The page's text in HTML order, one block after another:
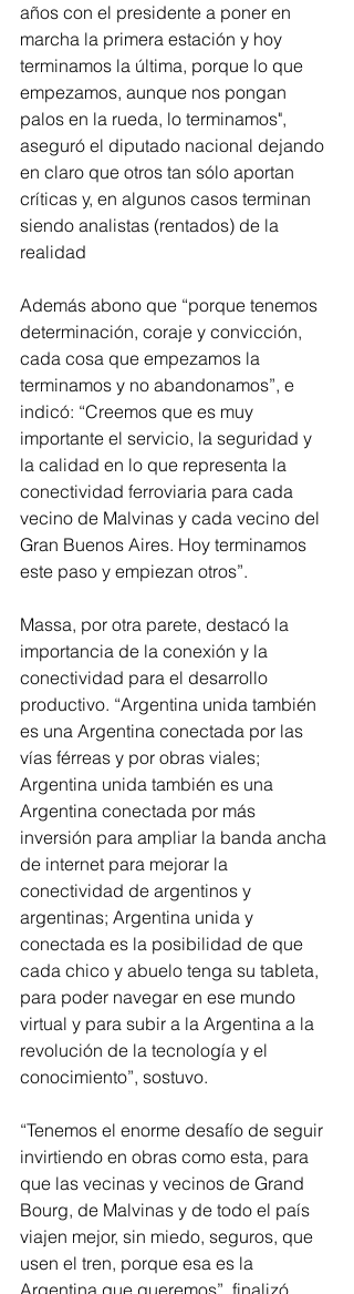
años con el presidente a poner en
marcha la primera estación y hoy
terminamos la última, porque lo que
empezamos, aunque nos pongan
palos en la rueda, lo terminamos",
aseguró el diputado nacional dejando
en claro que otros tan sólo aportan
críticas y, en algunos casos terminan
siendo analistas (rentados) de la
realidad
Además abono que “porque tenemos
determinación, coraje y convicción,
cada cosa que empezamos la
terminamos y no abandonamos”, e
indicó: “Creemos que es muy
importante el servicio, la seguridad y
la calidad en lo que representa la
conectividad ferroviaria para cada
vecino de Malvinas y cada vecino del
Gran Buenos Aires. Hoy terminamos
este paso y empiezan otros”.
Massa, por otra parete, destacó la
importancia de la conexión y la
conectividad para el desarrollo
productivo. “Argentina unida también
es una Argentina conectada por las
vías férreas y por obras viales;
Argentina unida también es una
Argentina conectada por más
inversión para ampliar la banda ancha
de internet para mejorar la
conectividad de argentinos y
argentinas; Argentina unida y
conectada es la posibilidad de que
cada chico y abuelo tenga su tableta,
para poder navegar en ese mundo
virtual y para subir a la Argentina a la
revolución de la tecnología y el
conocimiento”, sostuvo.
“Tenemos el enorme desafío de seguir
invirtiendo en obras como esta, para
que las vecinas y vecinos de Grand
Bourg, de Malvinas y de todo el país
viajen mejor, sin miedo, seguros, que
usen el tren, porque esa es la